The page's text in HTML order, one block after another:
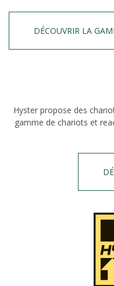
DÉCOUVRIR LA
Hyster propose des
gamme de chariots et